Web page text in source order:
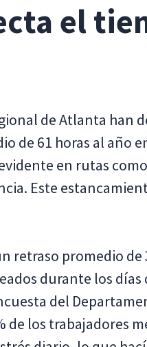
el
de Atlanta han
de 61 horas al año
en rutas
Este
retraso promedio
durante los días
del
de los trabajadores